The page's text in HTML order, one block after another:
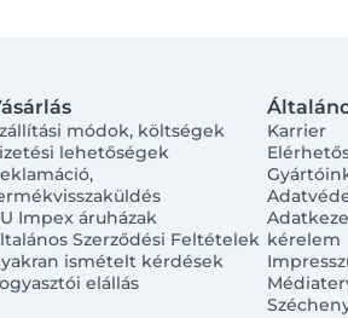
módok, költségek
lehetőségek
Impex áruházak
Szerződési Feltételek
ismételt kérdések
elállás
Karrier
kérelem